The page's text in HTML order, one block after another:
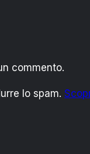
commento.
lo spam.